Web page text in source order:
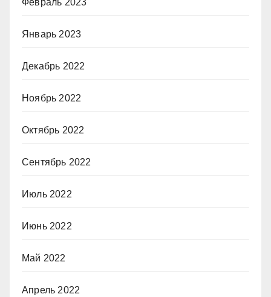
Январь 2023
Декабрь 2022
Ноябрь 2022
Октябрь 2022
Сентябрь 2022
Июль 2022
Июнь 2022
Май 2022
Апрель 2022